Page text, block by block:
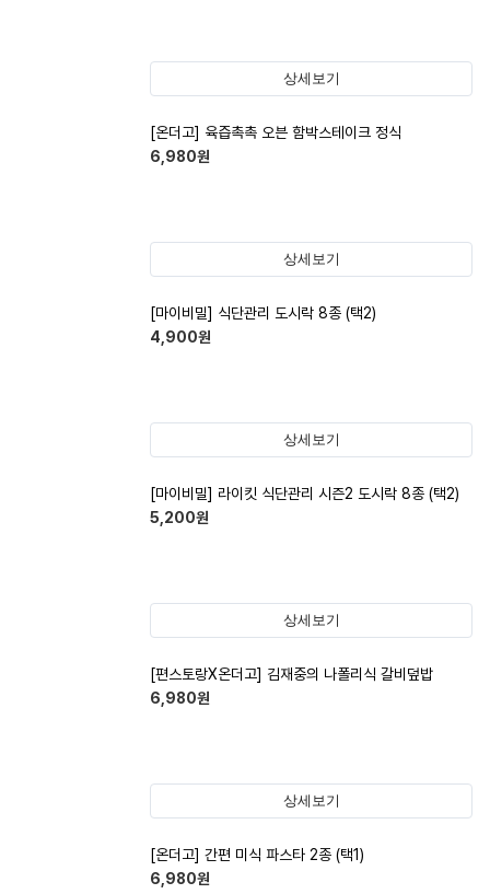
상세보기
[온더고] 육즙촉촉 오븐 함박스테이크 정식
6,980원
상세보기
[마이비밀] 식단관리 도시락 8종 (택2)
4,900원
상세보기
[마이비밀] 라이킷 식단관리 시즌2 도시락 8종 (택2)
5,200원
상세보기
[편스토랑X온더고] 김재중의 나폴리식 갈비덮밥
6,980원
상세보기
[온더고] 간편 미식 파스타 2종 (택1)
6,980원